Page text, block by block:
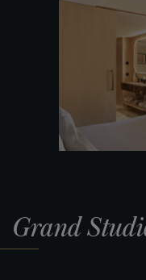
Grand